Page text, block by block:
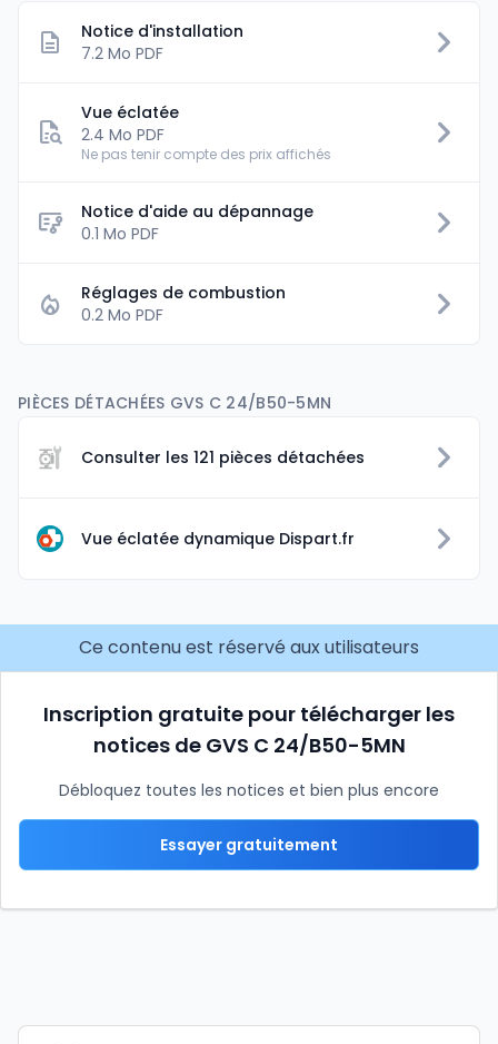
Notice d'installation
7.2 Mo PDF
Vue éclatée
2.4 Mo PDF
Ne pas tenir compte des prix affichés
Notice d'aide au dépannage
0.1 Mo PDF
Réglages de combustion
0.2 Mo PDF
PIÈCES DÉTACHÉES GVS C 24/B50-5MN
Consulter les 121 pièces détachées
Vue éclatée dynamique Dispart.fr
Ce contenu est réservé aux utilisateurs
Inscription gratuite pour télécharger les
notices de GVS C 24/B50-5MN
Débloquez toutes les notices et bien plus encore
Essayer gratuitement